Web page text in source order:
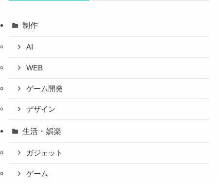
制作
AI
WEB
ゲーム開発
デザイン
生活・娯楽
ガジェット
ゲーム